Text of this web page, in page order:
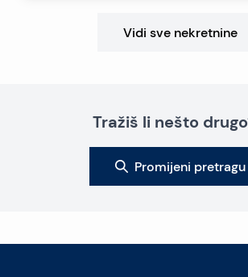
Vidi sve nekretnine
Tražiš li nešto
Promijeni pretragu